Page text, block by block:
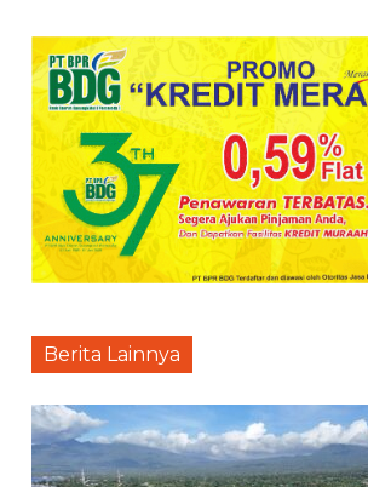
Berita Lainnya